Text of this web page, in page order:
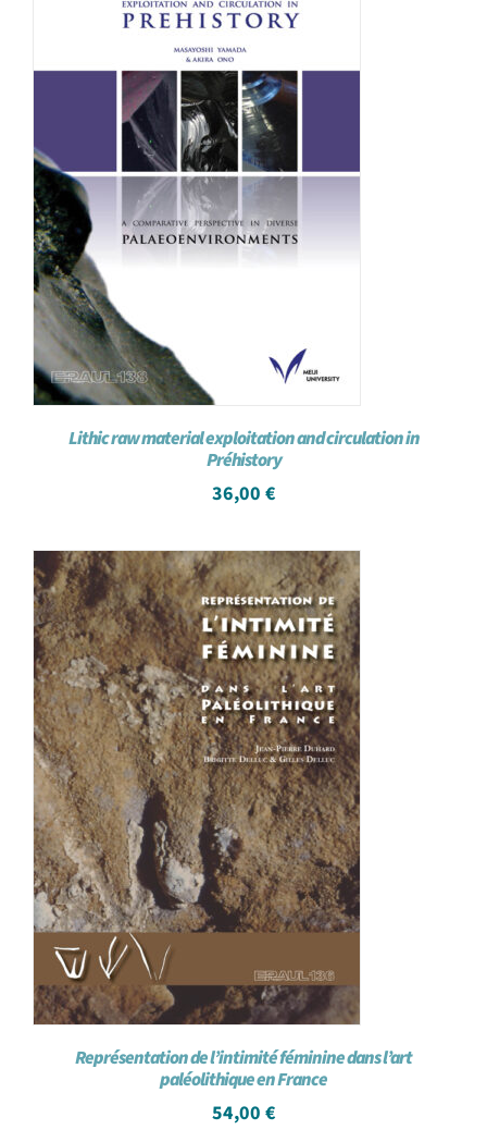
Lithic raw material exploitation and circulation in
Préhistory
36,00 €
Représentation de l’intimité féminine dans l’art
paléolithique en France
54,00 €